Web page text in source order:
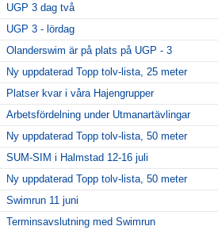
UGP 3 dag två
UGP 3 - lördag
Olanderswim är på plats på UGP - 3
Ny uppdaterad Topp tolv-lista, 25 meter
Platser kvar i våra Hajengrupper
Arbetsfördelning under Utmanartävlingar
Ny uppdaterad Topp tolv-lista, 50 meter
SUM-SIM i Halmstad 12-16 juli
Ny uppdaterad Topp tolv-lista, 50 meter
Swimrun 11 juni
Terminsavslutning med Swimrun